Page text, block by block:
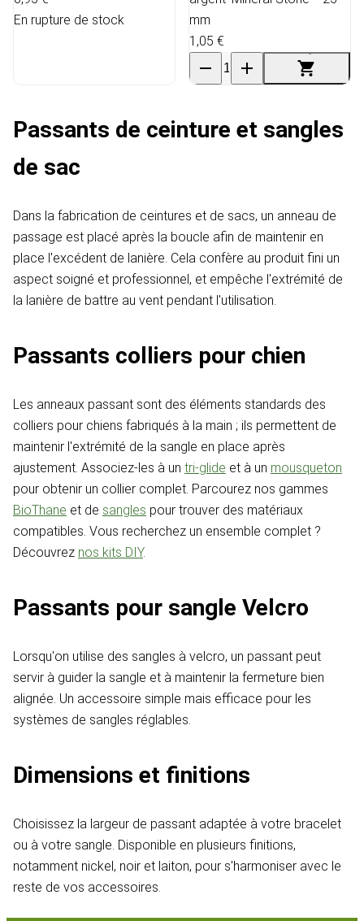
En rupture de stock
mm
1,05 €
Passants de ceinture et sangles
de sac
Dans la fabrication de ceintures et de sacs, un anneau de
passage est placé après la boucle afin de maintenir en
place l'excédent de lanière. Cela confère au produit fini un
aspect soigné et professionnel, et empêche l'extrémité de
la lanière de battre au vent pendant l'utilisation.
Passants colliers pour chien
Les anneaux passant sont des éléments standards des
colliers pour chiens fabriqués à la main ; ils permettent de
maintenir l'extrémité de la sangle en place après
ajustement. Associez-les à un tri-glide et à un mousqueton
pour obtenir un collier complet. Parcourez nos gammes
BioThane et de sangles pour trouver des matériaux
compatibles. Vous recherchez un ensemble complet ?
Découvrez nos kits DIY.
Passants pour sangle Velcro
Lorsqu'on utilise des sangles à velcro, un passant peut
servir à guider la sangle et à maintenir la fermeture bien
alignée. Un accessoire simple mais efficace pour les
systèmes de sangles réglables.
Dimensions et finitions
Choisissez la largeur de passant adaptée à votre bracelet
ou à votre sangle. Disponible en plusieurs finitions,
notamment nickel, noir et laiton, pour s'harmoniser avec le
reste de vos accessoires.